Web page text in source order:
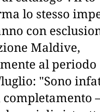
lo stesso
con
Maldive,
al periodo
"Sono